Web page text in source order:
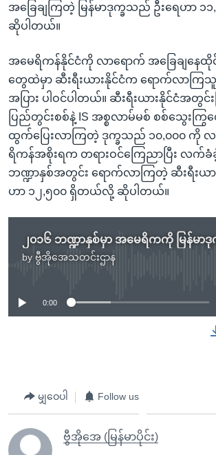
အခြေချကြတဲ့ မြန်မာဒုက္ခသည် ဦးရေဟာ
ဆိုပါတယ်။
အမေရိကန်နိုင်ငံကို လာရောက် အခြေချနေ
တွေထဲမှာ ဆီးရီးယားနိုင်ငံက ရောက်လာကြ
အပြား ပါဝင်ပါတယ်။ ဆီးရီးယားနိုင်ငံအတွင်း
ပြည်တွင်းစစ်နဲ့ IS အစ္စလာမ်မစ် စစ်သွေးက
ထွက်ပြေးလာကြတဲ့ ဒုက္ခသည် ၁၀,၀၀၀ ကို
ရိကန်အစိုးရက တရားဝင်ကြေညာပြီး လက်ခံ
ဘဏ္ဍာနှစ်အတွင်း ရောက်လာကြတဲ့ ဆီးရီးယာ
ဟာ ၁၂,၅၀၀ ရှိတယ်လို့ ဆိုပါတယ်။
by ဗွီအိုအေသတင်းဌာန
No media source currently
0:00
မျှဝေပါ Follow us
ဗွီအိုအေ (မြန်မာပိုင်း)